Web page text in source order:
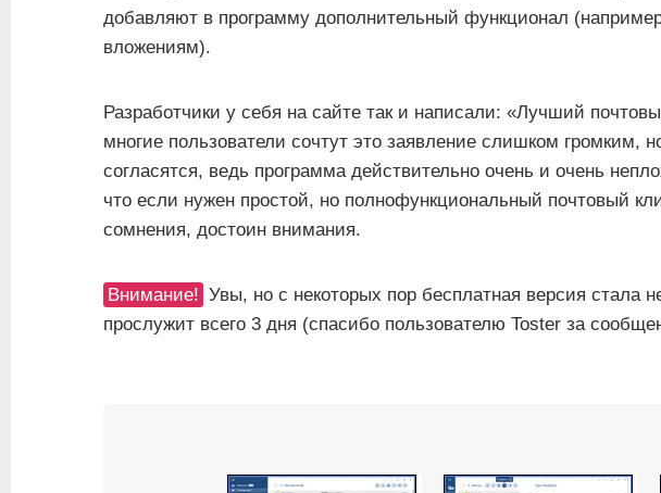
добавляют в программу дополнительный функционал
вложениям).
Разработчики у себя на сайте так и написали: «Лучший
многие пользователи сочтут это заявление слишком громким,
согласятся, ведь программа действительно очень и очень
что если нужен простой, но полнофункциональный почтовый
сомнения, достоин внимания.
Внимание! Увы, но с некоторых пор бесплатная версия стала
прослужит всего 3 дня (спасибо пользователю Toster за